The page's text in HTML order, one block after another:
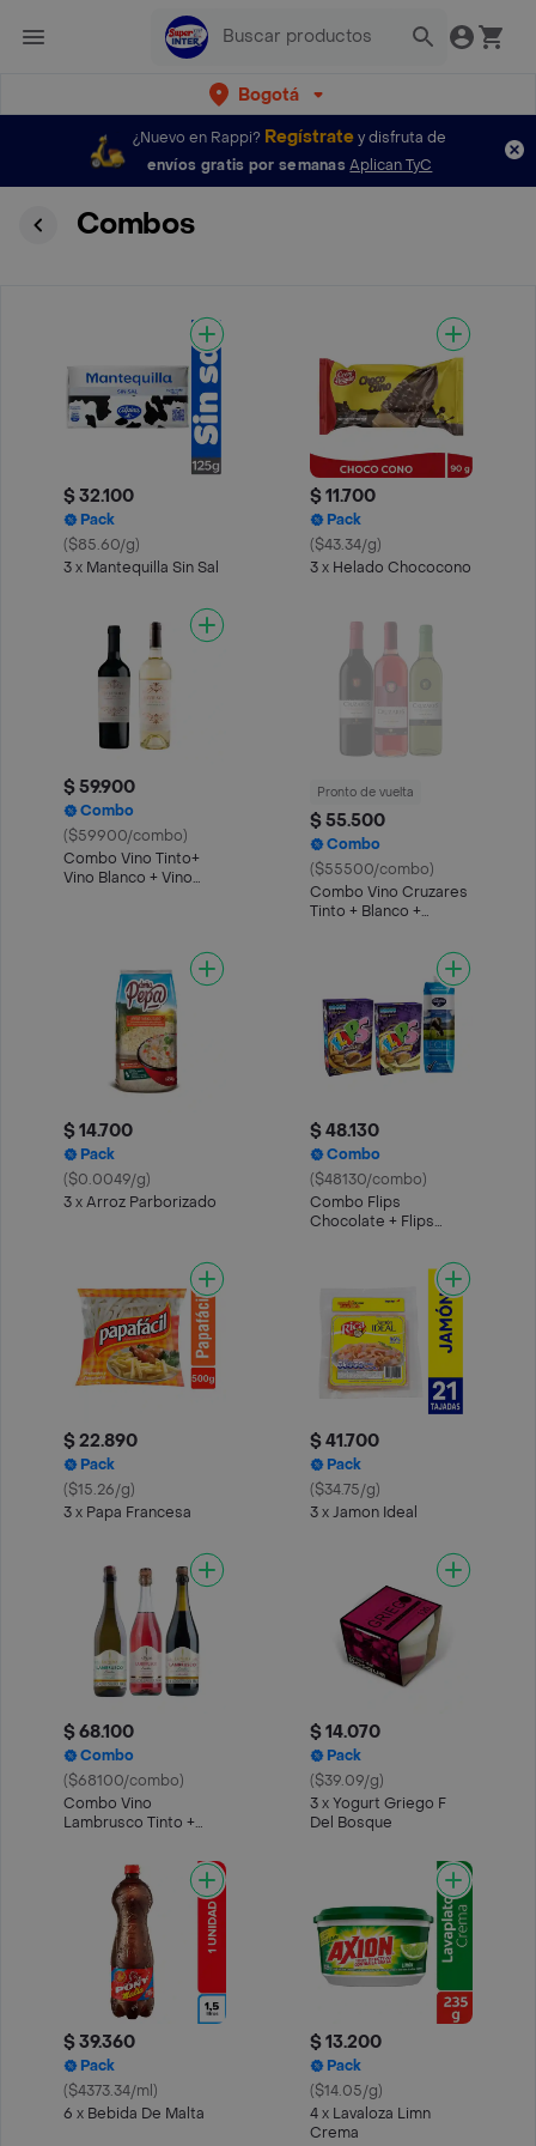
Bogotá
¿Nuevo en Rappi? Regístratey disfruta de
envíos gratis por semanas Aplican TyC
Combos
$ 32.100
Pack
($85.60/g)
3 x Mantequilla Sin Sal
$ 11.700
Pack
($43.34/g)
3 x Helado Chococono
$ 59.900
Combo
($59900/combo)
Combo Vino Tinto+
Vino Blanco + Vino
Pronto de vuelta
$ 55.500
Combo
($55500/combo)
Combo Vino Cruzares
Tinto + Blanco +
$ 14.700
Pack
($0.0049/g)
3 x Arroz Parborizado
$ 48.130
Combo
($48130/combo)
Combo Flips
Chocolate + Flips
$ 22.890
Pack
($15.26/g)
3 x Papa Francesa
$ 41.700
Pack
($34.75/g)
3 x Jamon Ideal
$ 68.100
Combo
($68100/combo)
Combo Vino
Lambrusco Tinto +
$ 14.070
Pack
($39.09/g)
3 x Yogurt Griego F
Del Bosque
$ 39.360
Pack
($4373.34/ml)
6 x Bebida De Malta
$ 13.200
Pack
($14.05/g)
4 x Lavaloza Limn
Crema